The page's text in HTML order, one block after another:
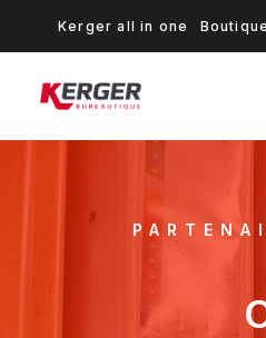
Kerger all in one